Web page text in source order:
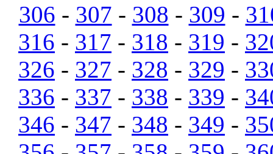
306 - 307 - 308 - 309 -
316 - 317 - 318 - 319 -
326 - 327 - 328 - 329 -
336 - 337 - 338 - 339 -
346 - 347 - 348 - 349 -